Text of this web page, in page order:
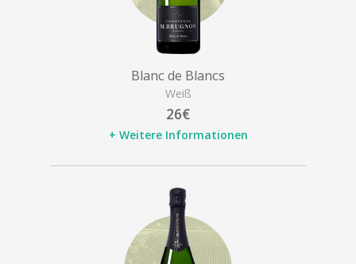
Blanc de Blancs
Weiß
26€
+ Weitere Informationen